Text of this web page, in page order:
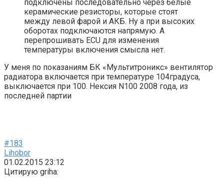
подключены последовательно через белые
керамические резисторы, которые стоят
между левой фарой и АКБ. Ну а при высоких
оборотах подключаются напрямую. А
перепрошивать ECU для изменения
температуры включения смысла нет.
У меня по показаниям БК «Мультитроникс» вентилятор
радиатора включается при температуре 104градуса,
выключается при 100. Нексия N100 2008 года, из
последней партии
#183
Lihobor
01.02.2015 23:12
Цитирую griha: